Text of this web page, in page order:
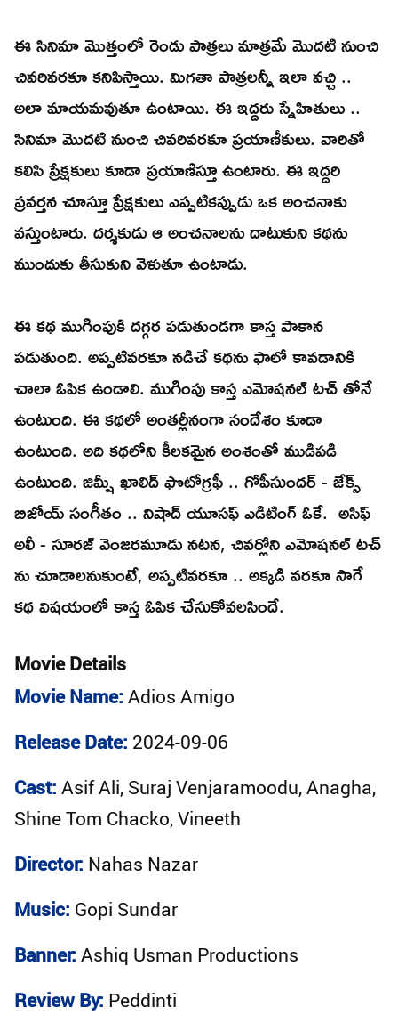
ఈ సినిమా మొత్తంలో రెండు పాత్రలు మాత్రమే మొదటి నుంచి
చివరివరకూ కనిపిస్తాయి. మిగతా పాత్రలన్నీ ఇలా వచ్చి ..
అలా మాయమవుతూ ఉంటాయి. ఈ ఇద్దరు స్నేహితులు ..
సినిమా మొదటి నుంచి చివరివరకూ ప్రయాణీకులు. వారితో
కలిసి ప్రేక్షకులు కూడా ప్రయాణిస్తూ ఉంటారు. ఈ ఇద్దరి
ప్రవర్తన చూస్తూ ప్రేక్షకులు ఎప్పటికప్పుడు ఒక అంచనాకు
వస్తుంటారు. దర్శకుడు ఆ అంచనాలను దాటుకుని కథను
ముందుకు తీసుకుని వెళుతూ ఉంటాడు.
ఈ కథ ముగింపుకి దగ్గర పడుతుండగా కాస్త పాకాన
పడుతుంది. అప్పటివరకూ నడిచే కథను ఫాలో కావడానికి
చాలా ఓపిక ఉండాలి. ముగింపు కాస్త ఎమోషనల్ టచ్ తోనే
ఉంటుంది. ఈ కథలో అంతర్లీనంగా సందేశం కూడా
ఉంటుంది. అది కథలోని కీలకమైన అంశంతో ముడిపడి
ఉంటుంది. జిమ్షీ ఖాలిద్ ఫొటోగ్రఫీ .. గోపీసుందర్ - జేక్స్
బిజోయ్ సంగీతం .. నిషాద్ యూసఫ్ ఎడిటింగ్ ఓకే. అసిఫ్
అలీ - సూరజ్ వెంజరమూడు నటన, చివర్లోని ఎమోషనల్ టచ్
ను చూడాలనుకుంటే, అప్పటివరకూ .. అక్కడి వరకూ సాగే
కథ విషయంలో కాస్త ఓపిక చేసుకోవలసిందే.
Movie Details
Movie Name: Adios Amigo
Release Date: 2024-09-06
Cast: Asif Ali, Suraj Venjaramoodu, Anagha,
Shine Tom Chacko, Vineeth
Director: Nahas Nazar
Music: Gopi Sundar
Banner: Ashiq Usman Productions
Review By: Peddinti